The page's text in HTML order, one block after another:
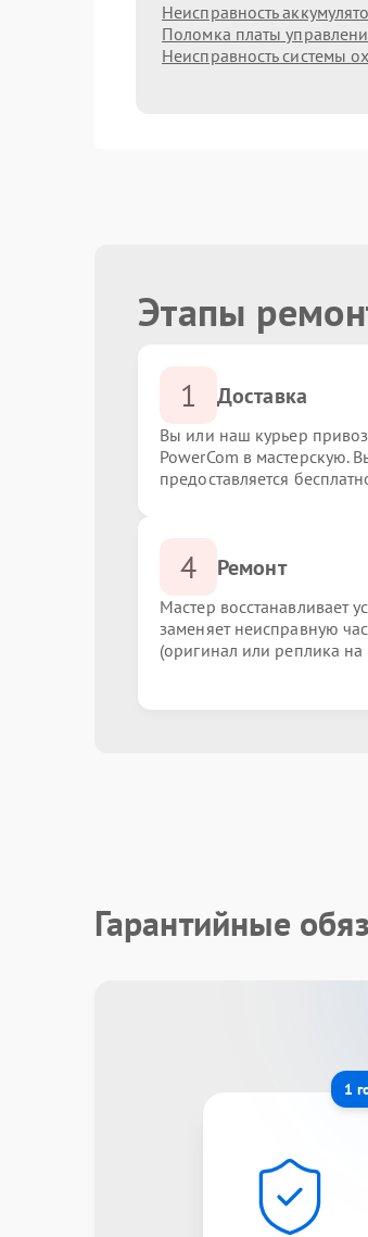
Неисправность
Поломка платы
Неисправность системы
Этапы
1 Доставка
Вы или наш курьер
PowerCom в мастерскую.
предоставляется
4 Ремонт
Мастер восстанавливает
заменяет неисправную
(оригинал или реплика
Гарантийные
1